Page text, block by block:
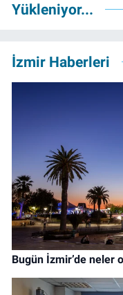
Yükleniyor...
İzmir Haberleri
Bugün İzmir’de neler